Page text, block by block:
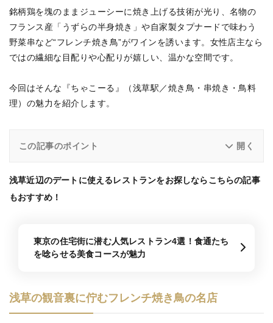
銘柄鶏を塊のままジューシーに焼き上げる技術が光り、名物の
フランス産「うずらの半身焼き」や自家製タプナードで味わう
野菜串など“フレンチ焼き鳥”がワインを誘います。女性店主なら
ではの繊細な目配りや心配りが嬉しい、温かな空間です。
今回はそんな『ちゃこーる』（浅草駅／焼き鳥・串焼き・鳥料
理）の魅力を紹介します。
この記事のポイント
浅草近辺のデートに使えるレストランをお探しならこちらの記事
もおすすめ！
東京の住宅街に潜む人気レストラン4選！食通たち
を唸らせる美食コースが魅力
浅草の観音裏に佇むフレンチ焼き鳥の名店